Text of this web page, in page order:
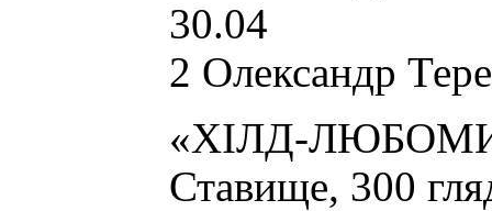
30.04
2 Олександр
«ХІЛД-
Ставище, 300